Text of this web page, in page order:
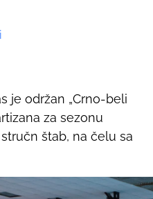
je održan „Crno-beli
za sezonu
štab, na čelu sa